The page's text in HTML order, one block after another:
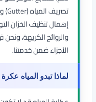
إهمال تنظيف الخزان
والروائح الكريهة،
الأجزاء ضمن خدمتنا.
لماذا تبدو المياه